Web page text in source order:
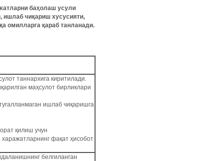
баҳолаш усули
ишлаб чиқариш хусусияти,
омилларга қараб танланади.
таннархига киритилади.
маҳсулот бирликлари
ишлаб чиқаришга
қилиш учун
фақат ҳисобот
белгиланган